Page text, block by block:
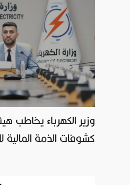
وزير الكهرباء يخاطب
كشوفات الذمة المالية